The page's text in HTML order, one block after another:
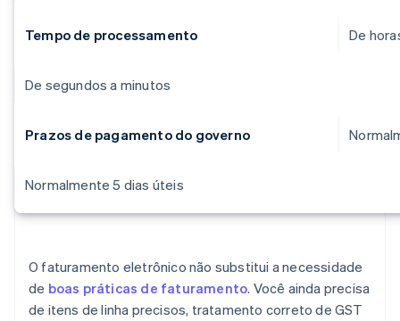
Tempo de processamento De
De segundos a minutos
Prazos de pagamento do governo
Normalmente 5 dias úteis
O faturamento eletrônico não substitui a necessidade
de boas práticas de faturamento. Você ainda precisa
de itens de linha precisos, tratamento correto de GST